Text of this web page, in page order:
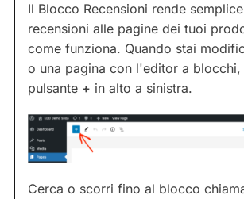
Il Blocco Recensioni rende
recensioni alle pagine dei tuoi
come funziona. Quando stai
o una pagina con l'editor a blocchi,
pulsante + in alto a sinistra.
Cerca o scorri fino al blocco